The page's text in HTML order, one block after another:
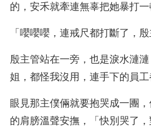
的，安禾就牽連無辜把她暴打一
「嚶嚶嚶，連戒尺都打斷了，
殷主管站在一旁，也是淚水漣
姐，都怪我沒用，連手下的員工
眼見那主僕倆就要抱哭成一團
的肩膀溫聲安撫，「快別哭了